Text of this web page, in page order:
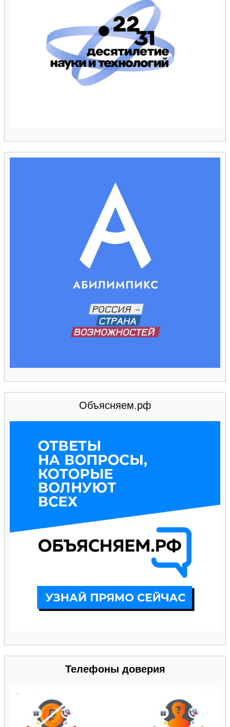
Объясняем.рф
Телефоны доверия